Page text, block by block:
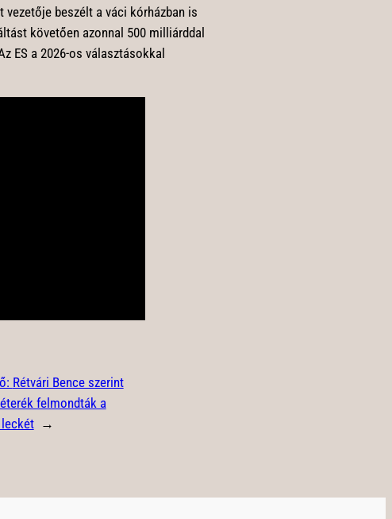
beszélt a váci kórházban is
követően azonnal 500 milliárddal
ES a 2026-os választásokkal
Rétvári Bence szerint
felmondták a
→